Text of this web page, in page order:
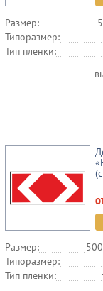
Размер:
Типоразмер:
Тип пленки:
Размер:
Типоразмер:
Тип пленки: